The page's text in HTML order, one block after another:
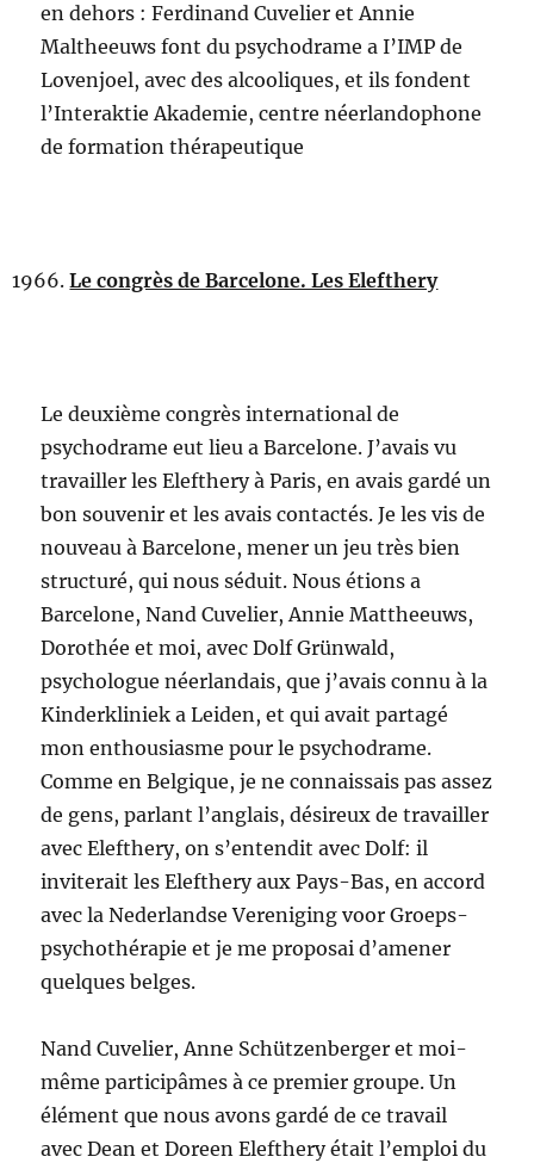
en dehors : Ferdinand Cuvelier et Annie
Maltheeuws font du psychodrame a I’IMP de
Lovenjoel, avec des alcooliques, et ils fondent
l’Interaktie Akademie, centre néerlandophone
de formation thérapeutique
Le congrès de Barcelone. Les Elefthery
Le deuxième congrès international de
psychodrame eut lieu a Barcelone. J’avais vu
travailler les Elefthery à Paris, en avais gardé un
bon souvenir et les avais contactés. Je les vis de
nouveau à Barcelone, mener un jeu très bien
structuré, qui nous séduit. Nous étions a
Barcelone, Nand Cuvelier, Annie Mattheeuws,
Dorothée et moi, avec Dolf Grünwald,
psychologue néerlandais, que j’avais connu à la
Kinderkliniek a Leiden, et qui avait partagé
mon enthousiasme pour le psychodrame.
Comme en Belgique, je ne connaissais pas assez
de gens, parlant l’anglais, désireux de travailler
avec Elefthery, on s’entendit avec Dolf: il
inviterait les Elefthery aux Pays-Bas, en accord
avec la Nederlandse Vereniging voor Groeps-
psychothérapie et je me proposai d’amener
quelques belges.
Nand Cuvelier, Anne Schützenberger et moi-
même participâmes à ce premier groupe. Un
élément que nous avons gardé de ce travail
avec Dean et Doreen Elefthery était l’emploi du